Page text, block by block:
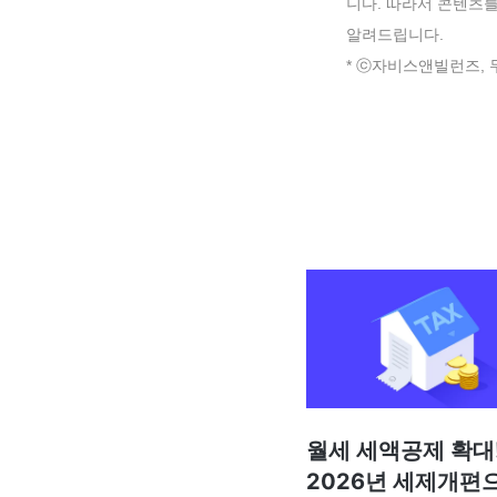
니다. 따라서 콘텐츠
알려드립니다.
* ⓒ자비스앤빌런즈,
월세 세액공제 확
2026년 세제개편